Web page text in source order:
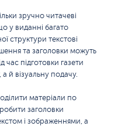
зручно читачеві
у виданні багато
структури текстові
та заголовки можуть
час підготовки газети
й візуальну подачу.
матеріали по
заголовки
і зображеннями, а